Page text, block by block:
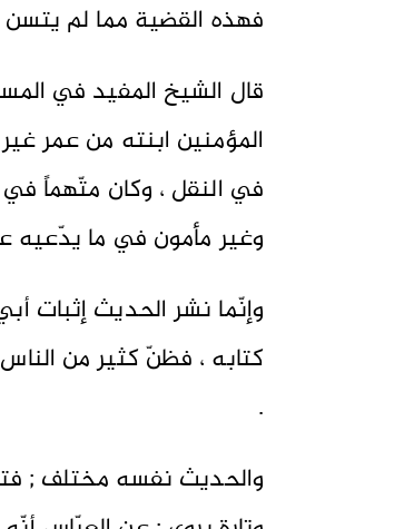
فهذه القضية مما لم يتسن
المؤمنين ابنته من عمر
في النقل ، وكان متّهماً في
وغير مأمون في ما
وإنّما نشر الحديث
كتابه ، فظنّ كثير من الناس
.
والحديث نفسه مختلف ;